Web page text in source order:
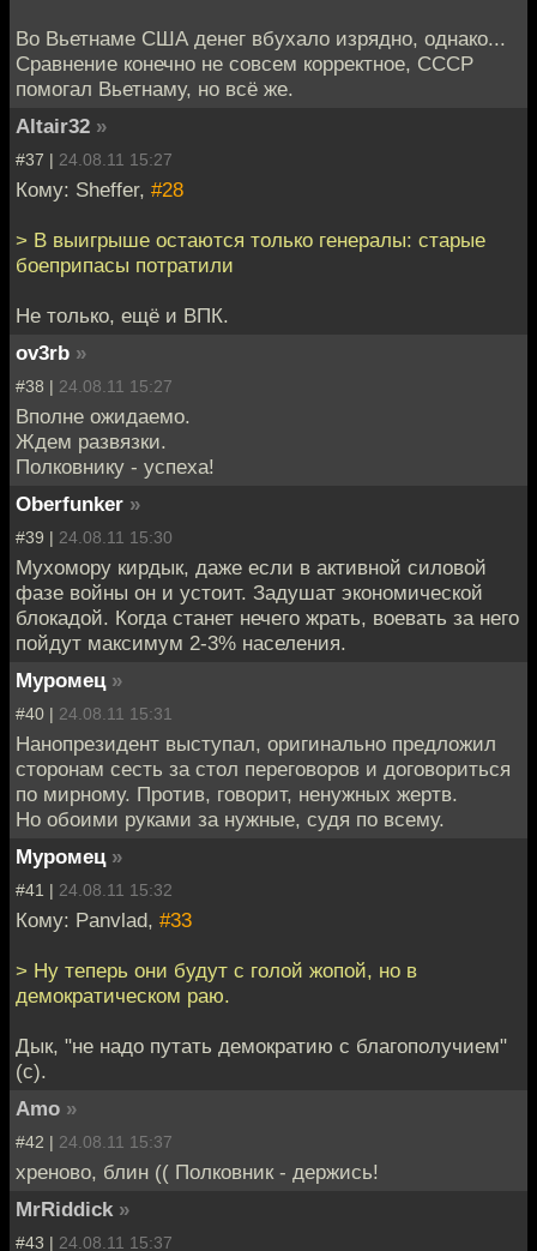
Во Вьетнаме США денег вбухало изрядно, однако...
Сравнение конечно не совсем корректное, СССР
помогал Вьетнаму, но всё же.
Altair32 »
#37 | 24.08.11 15:27
Кому: Sheffer, #28
> В выигрыше остаются только генералы: старые
боеприпасы потратили
Не только, ещё и ВПК.
ov3rb »
#38 | 24.08.11 15:27
Вполне ожидаемо.
Ждем развязки.
Полковнику - успеха!
Oberfunker »
#39 | 24.08.11 15:30
Мухомору кирдык, даже если в активной силовой
фазе войны он и устоит. Задушат экономической
блокадой. Когда станет нечего жрать, воевать за него
пойдут максимум 2-3% населения.
Муромец »
#40 | 24.08.11 15:31
Нанопрезидент выступал, оригинально предложил
сторонам сесть за стол переговоров и договориться
по мирному. Против, говорит, ненужных жертв.
Но обоими руками за нужные, судя по всему.
Муромец »
#41 | 24.08.11 15:32
Кому: Panvlad, #33
> Ну теперь они будут с голой жопой, но в
демократическом раю.
Дык, "не надо путать демократию с благополучием"
(с).
Amo »
#42 | 24.08.11 15:37
хреново, блин (( Полковник - держись!
MrRiddick »
#43 | 24.08.11 15:37